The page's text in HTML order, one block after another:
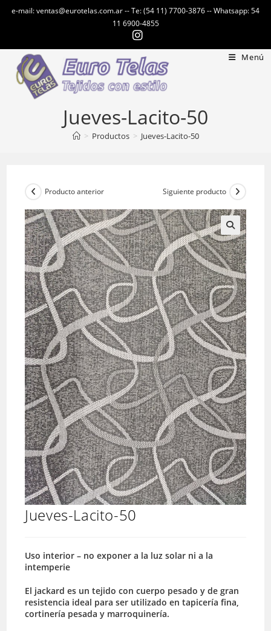
e-mail: ventas@eurotelas.com.ar -- Te: (54 11) 7700-3876 -- Whatsapp: 54
11 6900-4855
Menú
Jueves-Lacito-50
> Productos > Jueves-Lacito-50
Producto anterior Siguiente producto
Jueves-Lacito-50
Uso interior – no exponer a la luz solar ni a la
intemperie
El jackard es un tejido con cuerpo pesado y de gran
resistencia ideal para ser utilizado en tapicería fina,
cortinería pesada y marroquinería.